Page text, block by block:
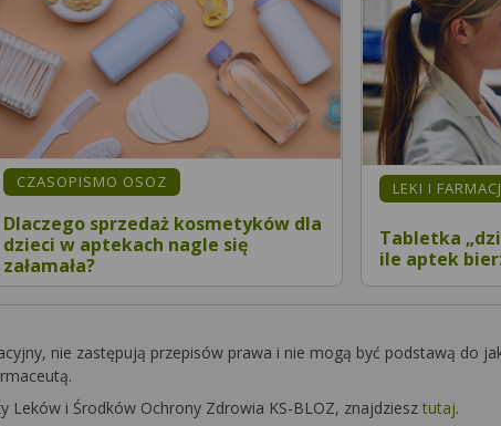
CZASOPISMO OSOZ
Dlaczego sprzedaż kosmetyków dla
dzieci w aptekach nagle się
załamała?
LEKI I
Tabletka
ile aptek
nie zastępują przepisów prawa i nie mogą być podstawą do
Leków i Środków Ochrony Zdrowia KS-BLOZ, znajdziesz tutaj.